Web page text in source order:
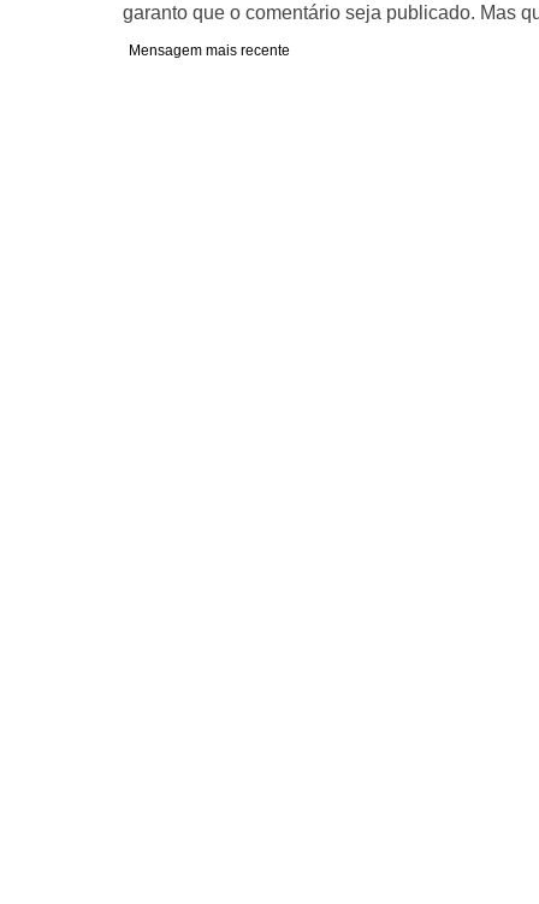
garanto que o comentário seja publicado. Mas
Mensagem mais recente